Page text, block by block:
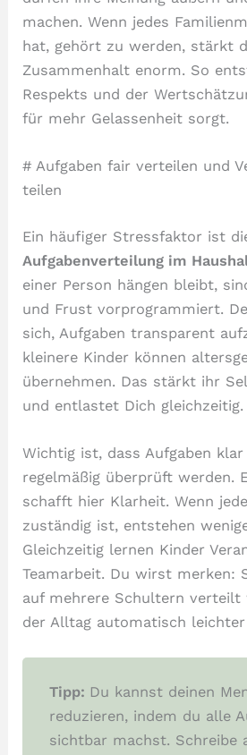
machen. Wenn jedes
hat, gehört zu werden, stärkt
Zusammenhalt enorm. So
Respekts und der
für mehr Gelassenheit sorgt.
# Aufgaben fair verteilen und
teilen
Ein häufiger Stressfaktor ist
Aufgabenverteilung im
einer Person hängen bleibt,
und Frust vorprogrammiert.
sich, Aufgaben transparent
kleinere Kinder können
übernehmen. Das stärkt ihr
und entlastet Dich gleichzeitig.
Wichtig ist, dass Aufgaben
regelmäßig überprüft werden.
schafft hier Klarheit. Wenn
zuständig ist, entstehen
Gleichzeitig lernen Kinder
Teamarbeit. Du wirst merken:
auf mehrere Schultern
der Alltag automatisch leichter
Tipp: Du kannst deinen
reduzieren, indem du alle
sichtbar machst. Schreibe